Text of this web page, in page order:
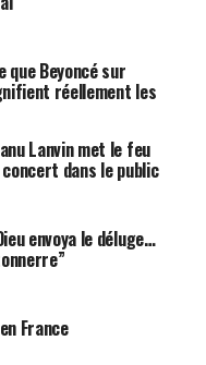
que Beyoncé sur
réellement les
Lanvin met le feu
dans le public
envoya le déluge…
France